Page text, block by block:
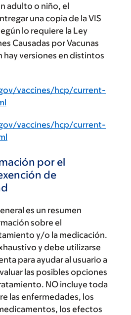
adulto o niño, el
una copia de la VIS
lo requiere la Ley
Causadas por Vacunas
hay versiones en distintos
vaccines/hcp/current-
vaccines/hcp/current-
por el
de
es un resumen
sobre el
y/o la medicación.
y debe utilizarse
para ayudar al usuario a
las posibles opciones
NO incluye toda
las enfermedades, los
los efectos